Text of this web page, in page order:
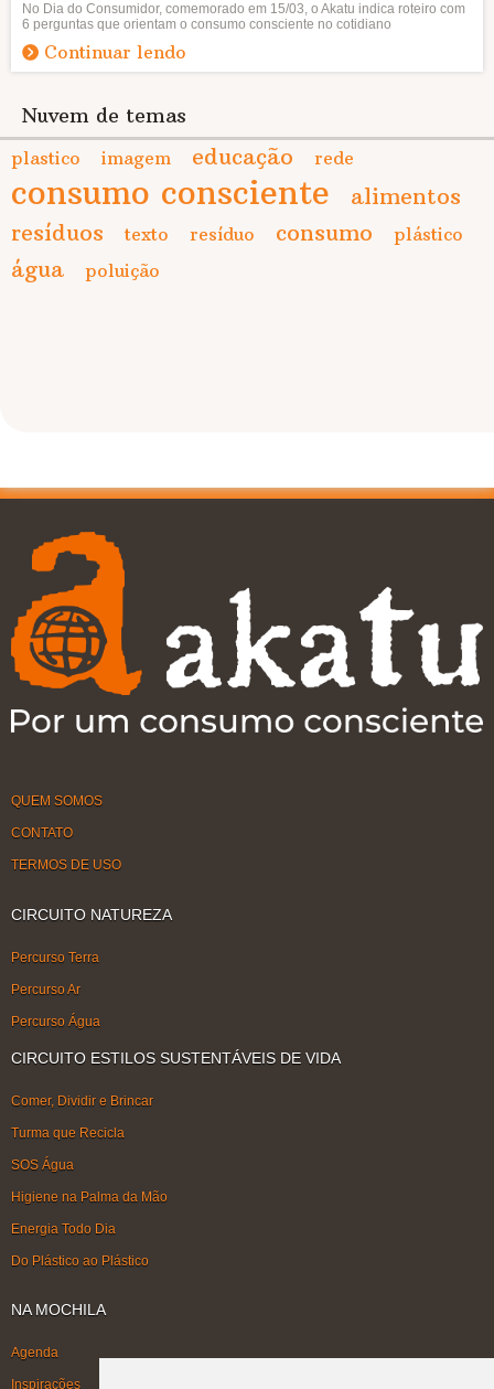
No Dia do Consumidor, comemorado em 15/03, o Akatu indica roteiro com
6 perguntas que orientam o consumo consciente no cotidiano
Continuar lendo
Nuvem de temas
plastico imagem educação rede
consumo consciente
alimentos
resíduos
texto resíduo consumo plástico
água poluição
QUEM SOMOS
CONTATO
TERMOS DE USO
CIRCUITO NATUREZA
Percurso Terra
Percurso Ar
Percurso Água
CIRCUITO ESTILOS SUSTENTÁVEIS DE VIDA
Comer, Dividir e Brincar
Turma que Recicla
SOS Água
Higiene na Palma da Mão
Energia Todo Dia
Do Plástico ao Plástico
NA MOCHILA
Agenda
Inspirações